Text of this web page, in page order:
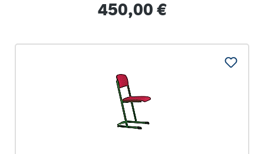
Regulärer Preis:
450,00 €